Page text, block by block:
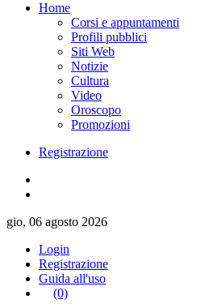
Home
Corsi e appuntamenti
Profili pubblici
Siti Web
Notizie
Cultura
Video
Oroscopo
Promozioni
Registrazione
gio, 06 agosto 2026
Login
Registrazione
Guida all'uso
(0)